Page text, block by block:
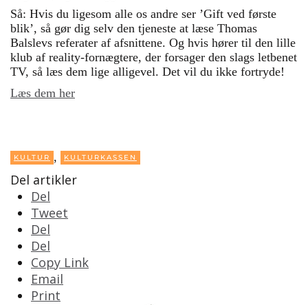
Så: Hvis du ligesom alle os andre ser ’Gift ved første
blik’, så gør dig selv den tjeneste at læse Thomas
Balslevs referater af afsnittene. Og hvis hører til den lille
klub af reality-fornægtere, der forsager den slags letbenet
TV, så læs dem lige alligevel. Det vil du ikke fortryde!
Læs dem her
KULTUR , KULTURKASSEN
Del artikler
Del
Tweet
Del
Del
Copy Link
Email
Print